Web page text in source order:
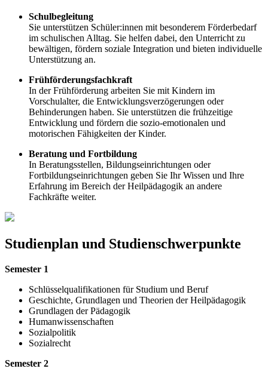
Schulbegleitung
Sie unterstützen Schüler:innen mit besonderem Förderbedarf
im schulischen Alltag. Sie helfen dabei, den Unterricht zu
bewältigen, fördern soziale Integration und bieten individuelle
Unterstützung an.
Frühförderungsfachkraft
In der Frühförderung arbeiten Sie mit Kindern im
Vorschulalter, die Entwicklungsverzögerungen oder
Behinderungen haben. Sie unterstützen die frühzeitige
Entwicklung und fördern die sozio-emotionalen und
motorischen Fähigkeiten der Kinder.
Beratung und Fortbildung
In Beratungsstellen, Bildungseinrichtungen oder
Fortbildungseinrichtungen geben Sie Ihr Wissen und Ihre
Erfahrung im Bereich der Heilpädagogik an andere
Fachkräfte weiter.
Studienplan und Studienschwerpunkte
Semester 1
Schlüsselqualifikationen für Studium und Beruf
Geschichte, Grundlagen und Theorien der Heilpädagogik
Grundlagen der Pädagogik
Humanwissenschaften
Sozialpolitik
Sozialrecht
Semester 2